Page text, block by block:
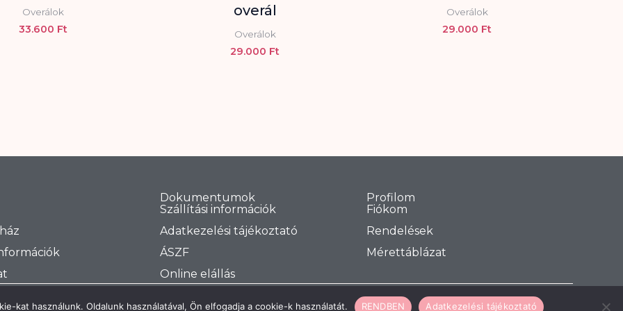
Overálok
33.600 Ft
overál
Overálok
29.000 Ft
Overálok
29.000 Ft
Dokumentumok
Szállítási információk
Adatkezelési tájékoztató
ÁSZF
Online elállás
Profilom
Fiókom
Rendelések
Mérettáblázat
Női Divatüzlet | Minden jog fenntartva | Készítette aCsabaInformatika.NET
kat használunk. Oldalunk használatával, Ön elfogadja a cookie-k használatát. RENDBEN Adatkezelési tájékoztató